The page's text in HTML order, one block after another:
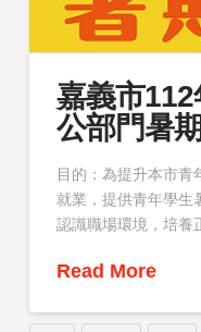
嘉義市
公部門暑
目的：為提升本市青
就業，提供青年學生
認識職場環境，培養
Read More